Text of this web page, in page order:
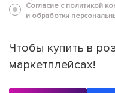
Согласие с политикой
и обработки
Чтобы купить в
маркетплейсах!